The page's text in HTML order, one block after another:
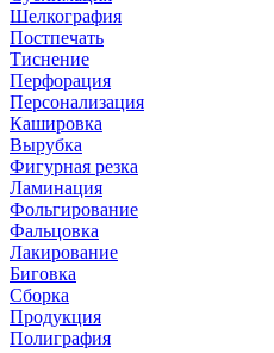
Шелкография
Постпечать
Тиснение
Перфорация
Персонализация
Кашировка
Вырубка
Фигурная резка
Ламинация
Фольгирование
Фальцовка
Лакирование
Биговка
Сборка
Продукция
Полиграфия